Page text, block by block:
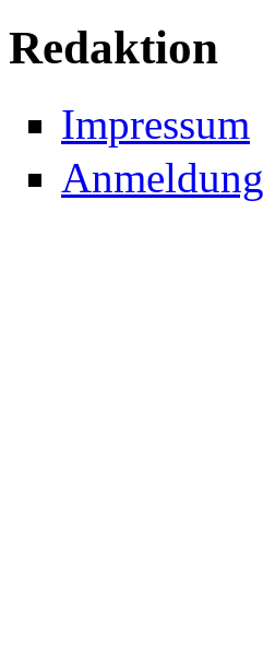
Redaktion
Impressum
Anmeldung